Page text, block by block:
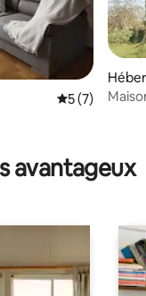
: 4,93 sur 5
Évaluation
5 (7)
avantageux